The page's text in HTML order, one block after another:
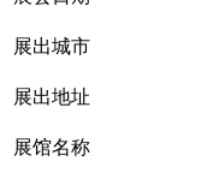
展出城市
展出地址
展馆名称